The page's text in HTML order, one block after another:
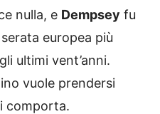
nulla, e Dempsey fu
europea più
ultimi vent’anni.
vuole prendersi
comporta.